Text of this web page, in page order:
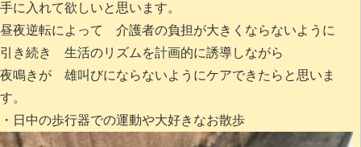
手に入れて欲しいと思います。
昼夜逆転によって 介護者の負担が大きくならないように
引き続き 生活のリズムを計画的に誘導しながら
夜鳴きが 雄叫びにならないようにケアできたらと思いま
す。
・日中の歩行器での運動や大好きなお散歩